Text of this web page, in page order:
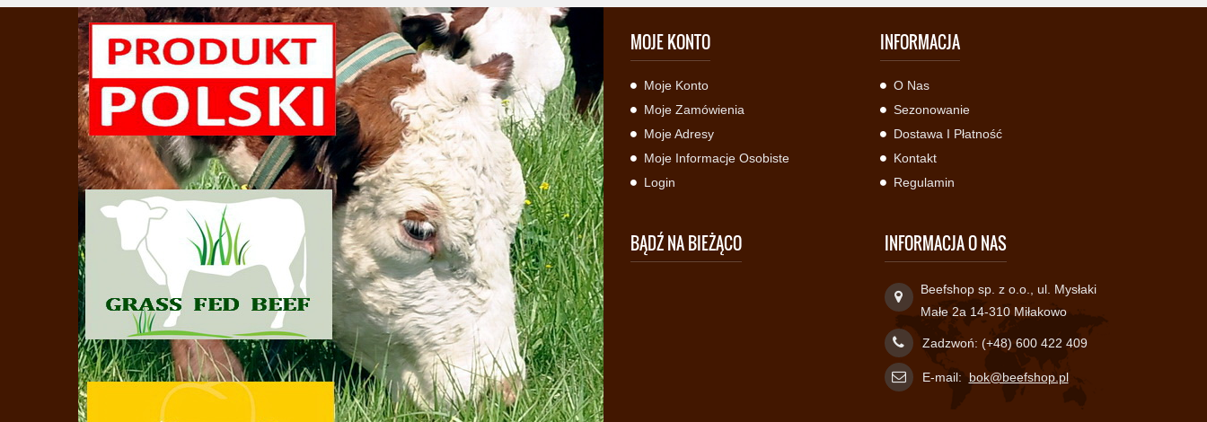
MOJE KONTO
Moje Konto
Moje Zamówienia
Moje Adresy
Moje Informacje Osobiste
Login
INFORMACJA
O Nas
Sezonowanie
Dostawa I Płatność
Kontakt
Regulamin
BĄDŹ NA BIEŻĄCO INFORMACJA O NAS
Beefshop sp. z o.o., ul. Mysłaki
Małe 2a 14-310 Miłakowo
Zadzwoń: (+48) 600 422 409
E-mail: bok@beefshop.pl